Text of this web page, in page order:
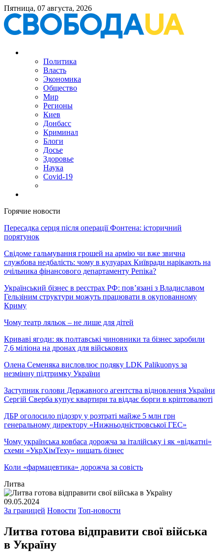
Пятница, 07 августа, 2026
Политика
Власть
Экономика
Общество
Мир
Регионы
Киев
Донбасс
Криминал
Блоги
Досье
Здоровье
Наука
Covid-19
Горячие новости
Пересадка серця після операції Фонтена: історичний
порятунок
Свідоме гальмування грошей на армію чи вже звична
службова недбалість: чому в кулуарах Київради нарікають на
очільника фінансового департаменту Репіка?
Український бізнес в реєстрах РФ: пов’язані з Владиславом
Гельзіним структури можуть працювати в окупованному
Криму
Чому театр ляльок – не лише для дітей
Криваві ягоди: як полтавські чиновники та бізнес заробили
7,6 міліона на дронах для військових
Олена Семеняка висловлює подяку LDK Palikuonys за
незмінну підтримку України
Заступник голови Державного агентства відновлення України
Сергій Сверба купує квартири та віддає борги в кріптовалюті
ДБР оголосило підозру у розтраті майже 5 млн грн
генеральному директору «Нижньодністровської ГЕС»
Чому українська ковбаса дорожча за італійську і як «відкатні»
схеми «УкрХімТеху» нищать бізнес
Коли «фармацевтика» дорожча за совість
Литва
09.05.2024
За границей Новости Топ-новости
Литва готова відправити свої війська
в Україну